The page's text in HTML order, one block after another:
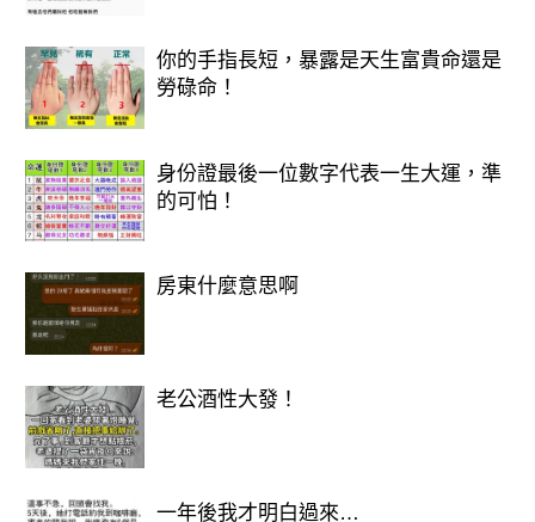
好兆頭。
📌 建議：
看到 1 或重複數字時，多留心。
🐎 屬馬：好運連環，直覺式偏財
屬馬本月「看到什麼好、心裡想到什
麼」，
常常就是偏財訊號。
📌 建議：
你的手指長短，暴露是天生富貴命還是
勞碌命！
身份證最後一位數字代表一生大運，準
的可怕！
房東什麼意思啊
老公酒性大發！
一年後我才明白過來…